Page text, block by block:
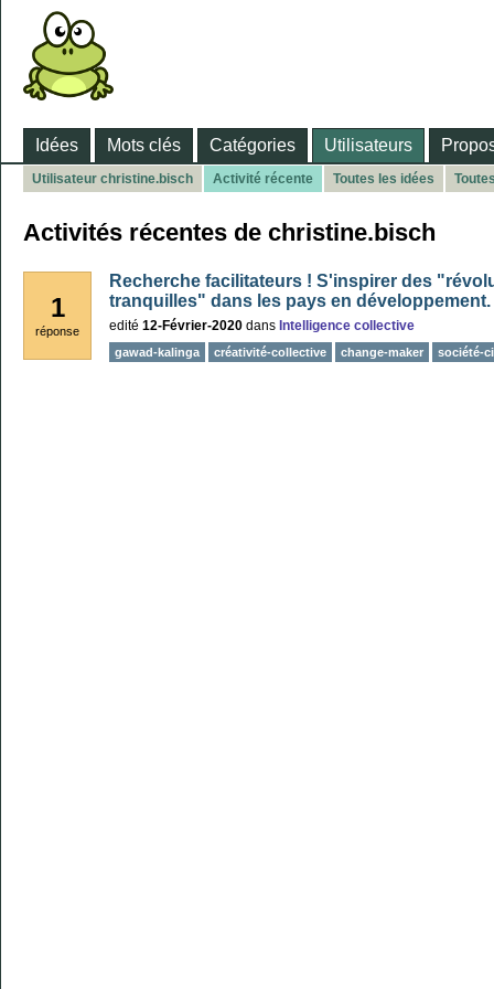
Idées Mots clés Catégories Utilisateurs
Utilisateur christine.bisch Activité récente Toutes les idées
Activités récentes de christine.bisch
1
réponse
Recherche facilitateurs ! S'inspirer des
tranquilles" dans les pays en développement.
edité 12-Février-2020 dans Intelligence collective
gawad-kalinga créativité-collective change-maker société-